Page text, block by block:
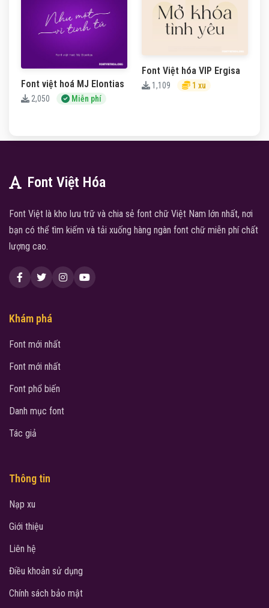
Font việt hoá MJ Elontias
2,050 Miễn phí
Font Việt hóa VIP Ergisa
1,109 1 xu
Font Việt Hóa
Font Việt là kho lưu trữ và chia sẻ font chữ Việt Nam lớn nhất, nơi
bạn có thể tìm kiếm và tải xuống hàng ngàn font chữ miễn phí chất
lượng cao.
Khám phá
Font mới nhất
Font mới nhất
Font phổ biến
Danh mục font
Tác giả
Thông tin
Nạp xu
Giới thiệu
Liên hệ
Điều khoản sử dụng
Chính sách bảo mật